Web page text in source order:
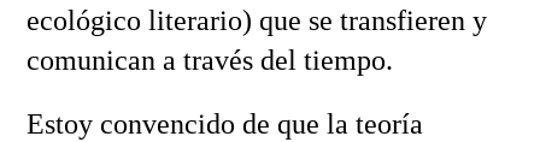
ecológico literario) que se transfieren y
comunican a través del tiempo.
Estoy convencido de que la teoría